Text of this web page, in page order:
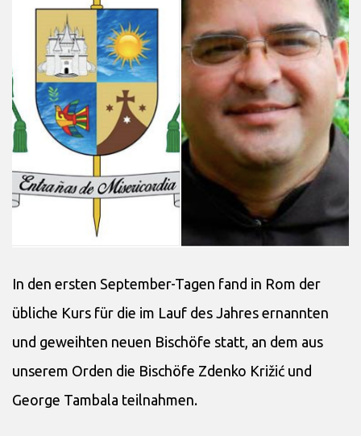
In den ersten September-Tagen fand in Rom der
übliche Kurs für die im Lauf des Jahres ernannten
und geweihten neuen Bischöfe statt, an dem aus
unserem Orden die Bischöfe Zdenko Križić und
George Tambala teilnahmen.